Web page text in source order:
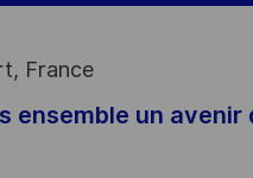
France
ensemble un avenir